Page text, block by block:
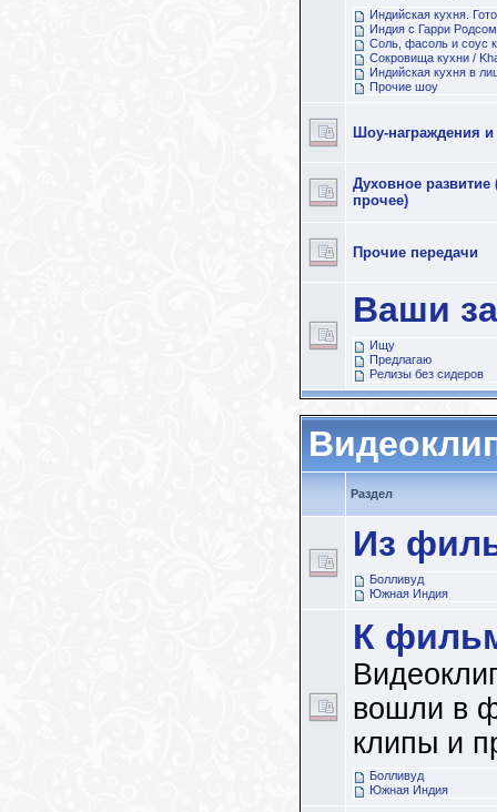
Индийская кухня.
Индия с Гарри Родсом
Соль, фасоль и соус
Сокровища кухни /
Индийская кухня в
Прочие шоу
Шоу-награждения
Духовное развитие
прочее)
Прочие передачи
Ваши
Ищу
Предлагаю
Релизы без сидеров
Раздел
Из
Болливуд
Южная Индия
К
вошли в
клипы и
Болливуд
Южная Индия